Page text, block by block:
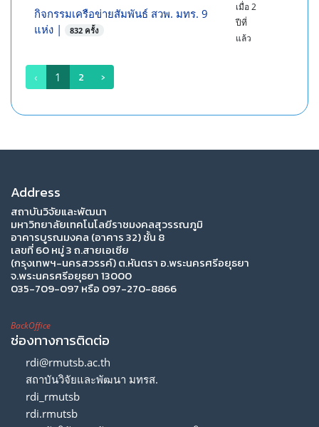
กิจกรรมเครือข่ายสัมพันธ์ สวพ. มทร. 9
แห่ง | 832 ครั้ง
เมื่อ 2
ปีที่
แล้ว
‹ 1 2 ›
Address
สถาบันวิจัยและพัฒนา
มหาวิทยาลัยเทคโนโลยีราชมงคลสุวรรณภูมิ
อาคารบูรณมงคล (อาคาร 32) ชั้น 8
เลขที่ 60 หมู่ 3 ถ.สายเอเซีย
(กรุงเทพฯ-นครสวรรค์) ต.หันตรา อ.พระนครศรีอยุธยา
จ.พระนครศรีอยุธยา 13000
035-709-097 หรือ 097-270-8866
BackOffice
ช่องทางการติดต่อ
rdi@rmutsb.ac.th
สถาบันวิจัยและพัฒนา มทรส.
rdi_rmutsb
rdi.rmutsb